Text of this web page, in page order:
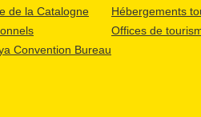
de la Catalogne
Convention Bureau
Hébergements
Offices de